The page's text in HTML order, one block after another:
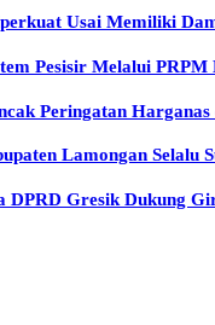
Usai Memiliki
Pesisir Melalui
Peringatan
Lamongan Selalu
Gresik Dukung